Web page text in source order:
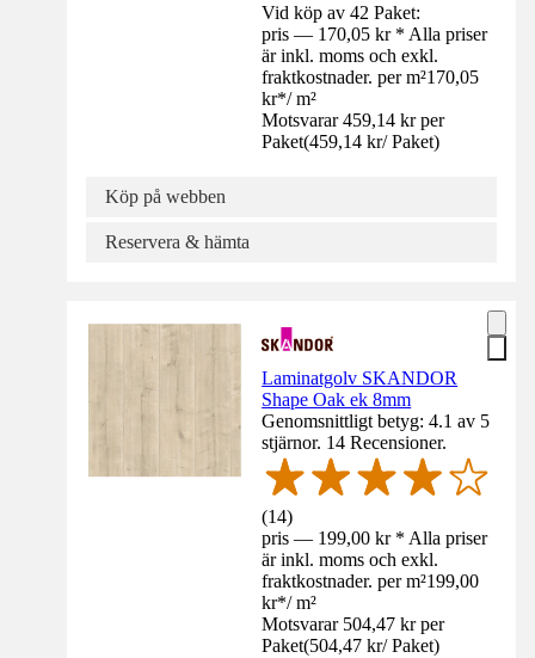
Vid köp av 42 Paket:
pris — 170,05 kr * Alla priser
är inkl. moms och exkl.
fraktkostnader. per m²170,05
kr*/ m²
Motsvarar 459,14 kr per
Paket(459,14 kr/ Paket)
Köp på webben
Reservera & hämta
Laminatgolv SKANDOR
Shape Oak ek 8mm
Genomsnittligt betyg: 4.1 av 5
stjärnor. 14 Recensioner.
(14)
pris — 199,00 kr * Alla priser
är inkl. moms och exkl.
fraktkostnader. per m²199,00
kr*/ m²
Motsvarar 504,47 kr per
Paket(504,47 kr/ Paket)